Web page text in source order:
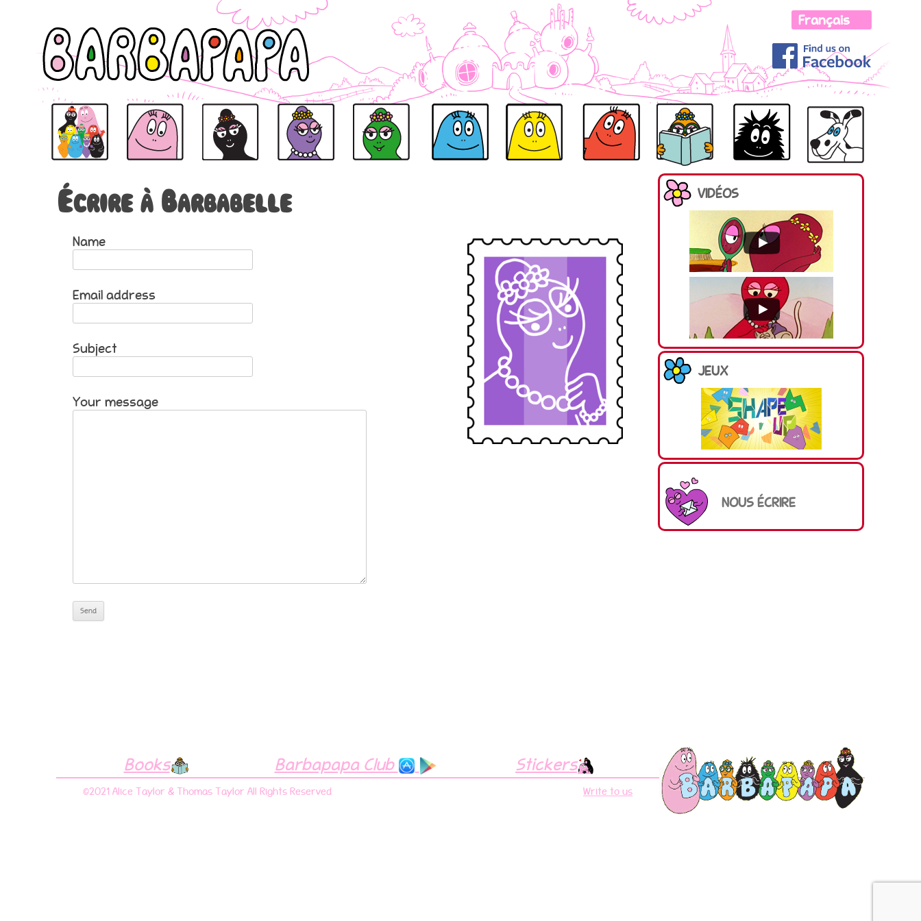
BARBAPAPA BARBAPAPA BARBAMAMA BARBABELLE BARBALALA BARBIBUL BARBIDOU BARBIDUR BARBOTINE BARBOUILLE
LOLITA
Écrire à Barbabelle
Name
Email address
Subject
Your message
VIDÉOS
JEUX
NOUS ÉCRIRE
Books Barbapapa Club Stickers
©2021 Alice Taylor & Thomas Taylor All Rights Reserved Write to us